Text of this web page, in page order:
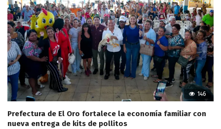
146
Prefectura de El Oro fortalece la economía familiar con
nueva entrega de kits de pollitos